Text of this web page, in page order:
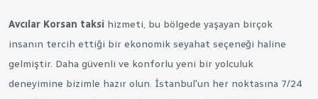
Avcılar Korsan taksi hizmeti, bu bölgede yaşayan birçok
insanın tercih ettiği bir ekonomik seyahat seçeneği haline
gelmiştir. Daha güvenli ve konforlu yeni bir yolculuk
deneyimine bizimle hazır olun. İstanbul'un her noktasına 7/24